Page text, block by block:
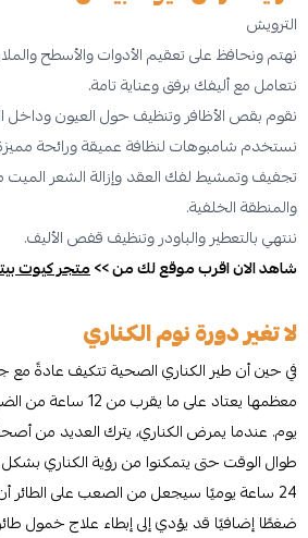
الترويش
نهتم ونحافظ على تعقيم الأدوات والأسطح
نتعامل مع أليفك برفق وعناية تامة.
نقوم بقص الأظافر وتنظيف حول العيون وداخل
نستخدم شامبوهات لنظافة عميقة ورائحة
تجفيف وتمشيط لفك العقد وإزالة الشعر
والمنطقة الخلفية.
ننتهي بالتعطير والباودر وتنظيف قفص الأليف.
شاهد الان اقرب موقع لك من >>متجر كيوت
لا تغير دورة نوم الكناري
في حين أن طير الكناري الصحية تتكيف عادةً مع
يوم. عندما يمرض الكناري، يترك العديد من
طوال الوقت حتى يتمكنوا من رؤية الكناري
24 ساعة يوميًا سيجعل من الصعب على الطائر
ضغطًا إضافيًا قد يؤدي إلى إبطاء علاج خمول طائر